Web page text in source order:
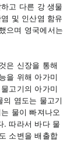
고 다른 강 생물
및 인산염 함유
으며 영국에서는
은 신장을 통해
을 위해 아가미
고기의 아가미
염도는 물고기
물이 빠져나오
. 따라서 바다 물
소변을 배출합